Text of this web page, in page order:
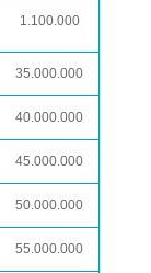
1.100.000
35.000.000
40.000.000
45.000.000
50.000.000
55.000.000